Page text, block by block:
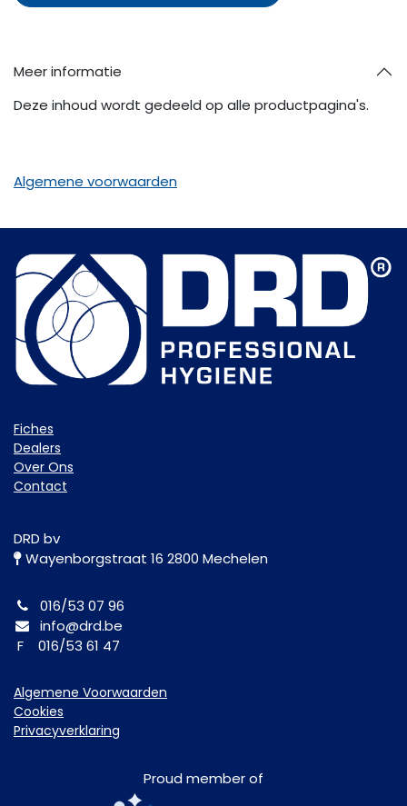
Meer informatie
Deze inhoud wordt gedeeld op alle productpagina's.
Algemene voorwaarden
Fiche​s
Dealers
Over Ons
Contact
DRD bv
Wayenborgstraat 16 2800 Mechelen
016/53 07 96
info@drd.be
F 016/53 61 47
Algemene Voorwaarden
Cookies
Privacyverklaring
Proud member of